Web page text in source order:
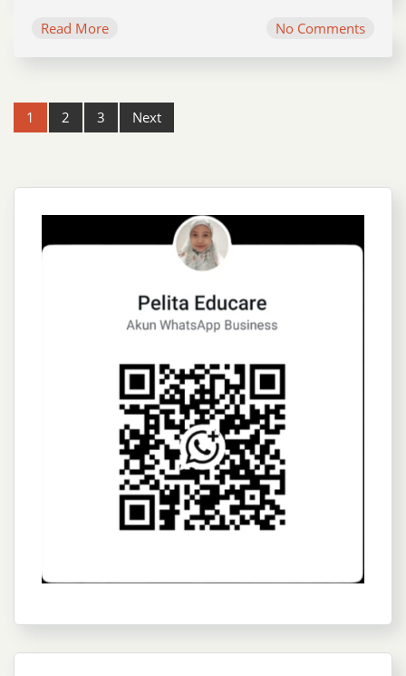
Read More No Comments
Post
1 2 3 Next